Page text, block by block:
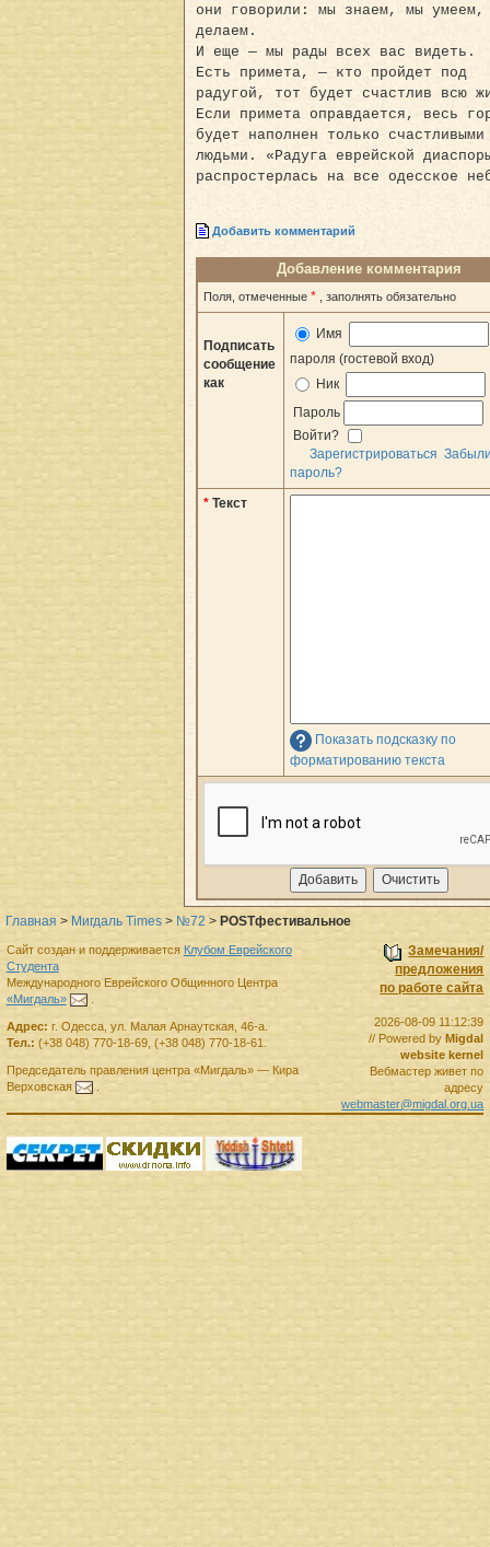
они говорили: мы знаем, мы умеем,
делаем.
И еще — мы рады всех вас видеть.
Есть примета, — кто пройдет под
радугой, тот будет счастлив всю
Если примета оправдается, весь
будет наполнен только счастливыми
людьми. «Радуга еврейской
распростерлась на все одесское
Добавить комментарий
Добавление комментария
Поля, отмеченные * , заполнять обязательно
Подписать
сообщение
как
Имя
пароля (гостевой вход)
Ник
Пароль
Войти?
Зарегистрироваться
пароль?
* Текст
Показать подсказку по
форматированию текста
Главная > Мигдаль Times > №72 > POSTфестивальное
Замечания/
предложения
по работе сайта
2026-08-09 11:12:39
// Powered byMigdal
website kernel
Вебмастер живет по
адресу
webmaster@migdal.org.ua
Сайт создан и поддерживается Клубом Еврейского
Студента
Международного Еврейского Общинного Центра
«Мигдаль»
.
Адрес: г. Одесса, ул. Малая Арнаутская, 46-а.
Тел.: (+38 048) 770-18-69, (+38 048) 770-18-61
Председатель правленияцентра «Мигдаль»— Кира
Верховская
.